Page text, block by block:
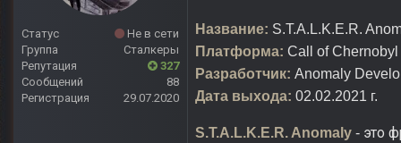
Статус
Не в сети
Группа
Сталкеры
Репутация
327
Сообщений
88
Регистрация
29.07.2020
Название: S.T.A.L.K.E.R.
Платформа: Call of
Разработчик: Anomaly
Дата выхода: 02.02.2021 г.
S.T.A.L.K.E.R. Anomaly - это